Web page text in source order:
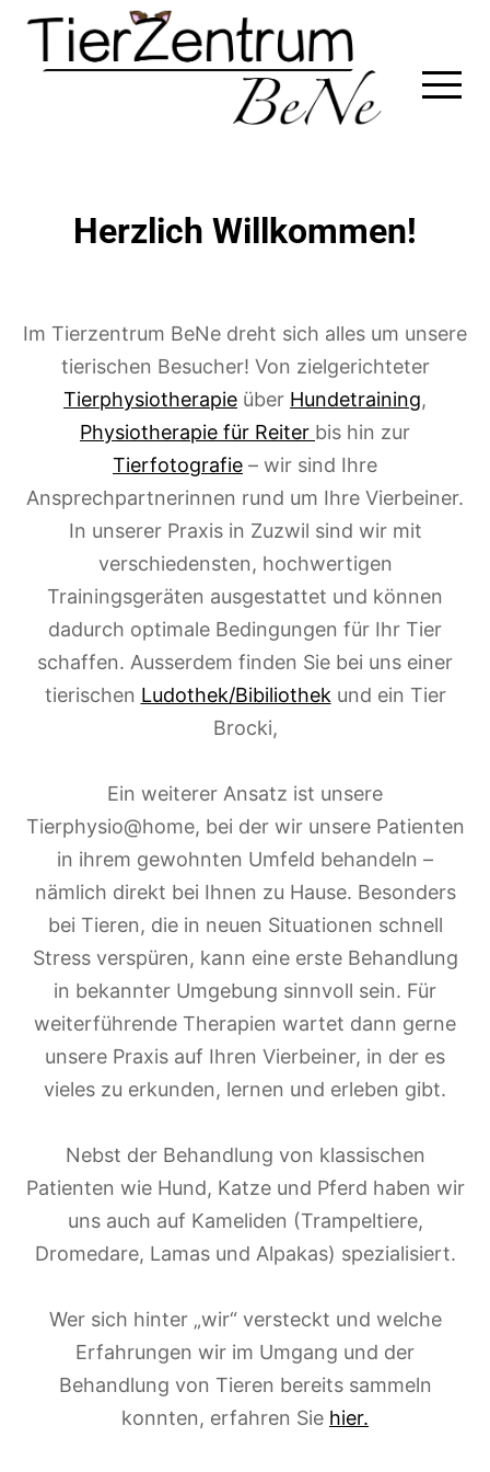
content
Herzlich Willkommen!
Im Tierzentrum BeNe dreht sich alles um unsere
tierischen Besucher! Von zielgerichteter
Tierphysiotherapie über Hundetraining,
Physiotherapie für Reiter bis hin zur
Tierfotografie – wir sind Ihre
Ansprechpartnerinnen rund um Ihre Vierbeiner.
In unserer Praxis in Zuzwil sind wir mit
verschiedensten, hochwertigen
Trainingsgeräten ausgestattet und können
dadurch optimale Bedingungen für Ihr Tier
schaffen. Ausserdem finden Sie bei uns einer
tierischen Ludothek/Bibiliothek und ein Tier
Brocki,
Ein weiterer Ansatz ist unsere
Tierphysio@home, bei der wir unsere Patienten
in ihrem gewohnten Umfeld behandeln –
nämlich direkt bei Ihnen zu Hause. Besonders
bei Tieren, die in neuen Situationen schnell
Stress verspüren, kann eine erste Behandlung
in bekannter Umgebung sinnvoll sein. Für
weiterführende Therapien wartet dann gerne
unsere Praxis auf Ihren Vierbeiner, in der es
vieles zu erkunden, lernen und erleben gibt.
Nebst der Behandlung von klassischen
Patienten wie Hund, Katze und Pferd haben wir
uns auch auf Kameliden (Trampeltiere,
Dromedare, Lamas und Alpakas) spezialisiert.
Wer sich hinter „wir“ versteckt und welche
Erfahrungen wir im Umgang und der
Behandlung von Tieren bereits sammeln
konnten, erfahren Sie hier.